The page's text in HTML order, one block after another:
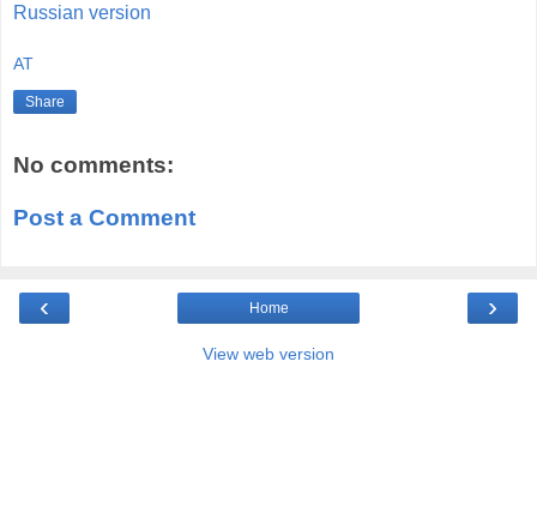
Russian version
AT
Share
No comments:
Post a Comment
‹ ›
Home
View web version